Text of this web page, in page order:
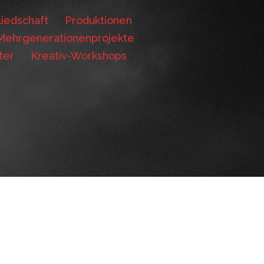
Produktionen
Kreativ-Workshops